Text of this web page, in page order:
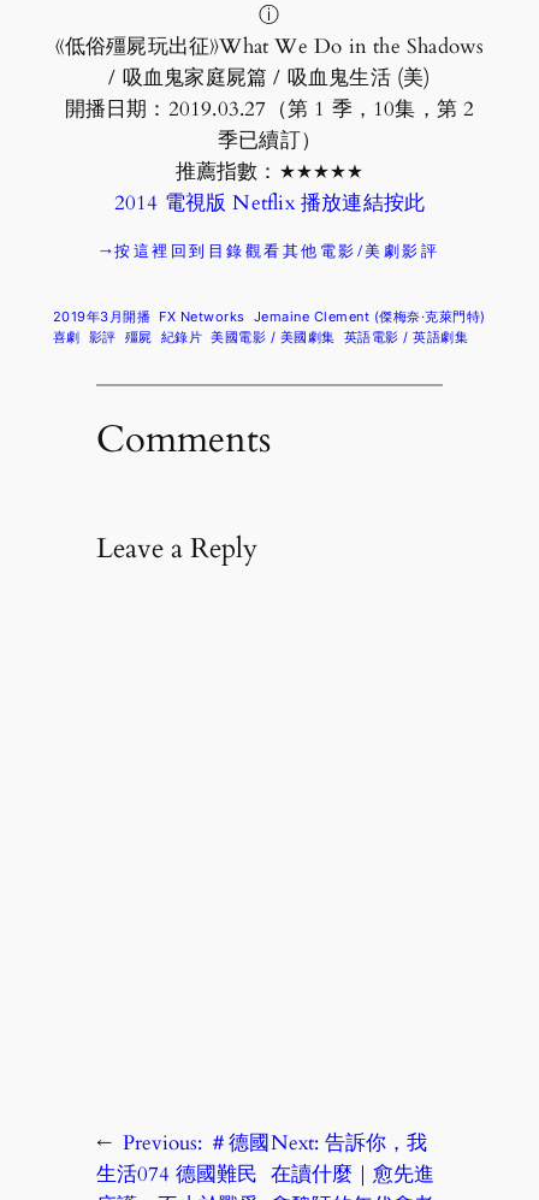
ⓘ
《低俗殭屍玩出征》What We Do in the Shadows
/ 吸血鬼家庭屍篇 / 吸血鬼生活 (美)
開播日期：2019.03.27（第 1 季，10集，第 2
季已續訂）
推薦指數：★★★★★
2014 電視版 Netflix 播放連結按此
→按這裡回到目錄觀看其他電影/美劇影評
2019年3月開播 FX Networks Jemaine Clement (傑梅奈·克萊門特)
喜劇 影評 殭屍 紀錄片 美國電影 / 美國劇集 英語電影 / 英語劇集
Comments
Leave a Reply
← Previous: ＃德國
生活074 德國難民
Next:告訴你，我
在讀什麼｜愈先進